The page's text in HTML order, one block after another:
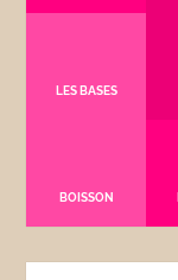
LES BASES
BOISSON